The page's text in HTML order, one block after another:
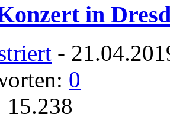
in
-
0
15.238